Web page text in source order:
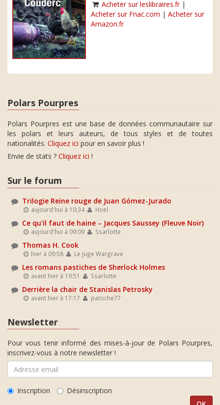
Acheter sur leslibraires.fr|
Acheter sur Fnac.com | Acheter sur
Amazon.fr
Polars Pourpres
Polars Pourpres est une base de données communautaire sur
les polars et leurs auteurs, de tous styles et de toutes
nationalités. Cliquez ici pour en savoir plus !
Envie de stats ? Cliquez ici !
Sur le forum
Trilogie Reine rouge de Juan Gómez-Jurado
aujourd'hui à 10:34 Hoel
Ce qu'il faut de haine – Jacques Saussey (Fleuve Noir)
aujourd'hui à 09:09 Ssarlotte
Thomas H. Cook
hier à 09:58 Le Juge Wargrave
Les romans pastiches de Sherlock Holmes
avant hier à 19:51 Ssarlotte
Derrière la chair de Stanislas Petrosky
avant hier à 17:17 patoche77
Newsletter
Pour vous tenir informé des mises-à-jour de Polars Pourpres,
inscrivez-vous à notre newsletter !
Inscription Désinscription